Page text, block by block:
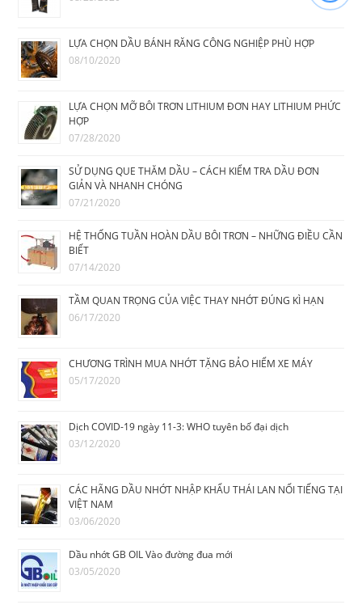
LỰA CHỌN DẦU BÁNH RĂNG CÔNG NGHIỆP PHÙ HỢP
08/10/2020
LỰA CHỌN MỠ BÔI TRƠN LITHIUM ĐƠN HAY LITHIUM PHỨC
HỢP
07/28/2020
SỬ DỤNG QUE THĂM DẦU – CÁCH KIỂM TRA DẦU ĐƠN
GIẢN VÀ NHANH CHÓNG
07/21/2020
HỆ THỐNG TUẦN HOÀN DẦU BÔI TRƠN – NHỮNG ĐIỀU CẦN
BIẾT
07/14/2020
TẦM QUAN TRỌNG CỦA VIỆC THAY NHỚT ĐÚNG KÌ HẠN
06/17/2020
CHƯƠNG TRÌNH MUA NHỚT TẶNG BẢO HIỂM XE MÁY
05/17/2020
Dịch COVID-19 ngày 11-3: WHO tuyên bố đại dịch
03/12/2020
CÁC HÃNG DẦU NHỚT NHẬP KHẨU THÁI LAN NỔI TIẾNG TẠI
VIỆT NAM
03/06/2020
Dầu nhớt GB OIL Vào đường đua mới
03/05/2020